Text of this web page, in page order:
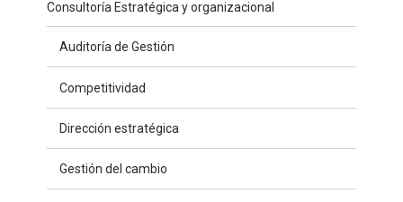
Consultoría Estratégica y organizacional
Auditoría de Gestión
Competitividad
Dirección estratégica
Gestión del cambio